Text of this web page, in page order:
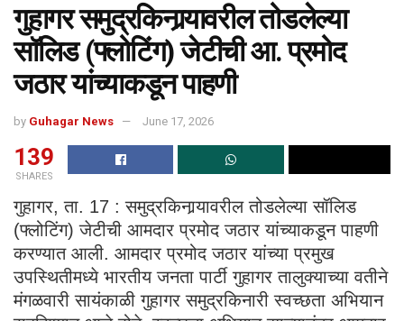
गुहागर समुद्रकिनार्‍यावरील तोडलेल्या
सॉलिड (फ्लोटिंग) जेटीची आ. प्रमोद
जठार यांच्याकडून पाहणी
by Guhagar News June 17, 2026
139
SHARES
गुहागर, ता. 17 : समुद्रकिनार्‍यावरील तोडलेल्या सॉलिड
(फ्लोटिंग) जेटीची आमदार प्रमोद जठार यांच्याकडून पाहणी
करण्यात आली. आमदार प्रमोद जठार यांच्या प्रमुख
उपस्थितीमध्ये भारतीय जनता पार्टी गुहागर तालुक्याच्या वतीने
मंगळवारी सायंकाळी गुहागर समुद्रकिनारी स्वच्छता अभियान